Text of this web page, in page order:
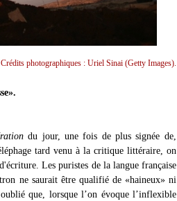
Crédits photographiques : Uriel Sinai (Getty Images).
du jour, une fois de plus signée de,
tard venu à la critique littéraire, on
Les puristes de la langue française
ne saurait être qualifié de «haineux» ni
que, lorsque l’on évoque l’inflexible